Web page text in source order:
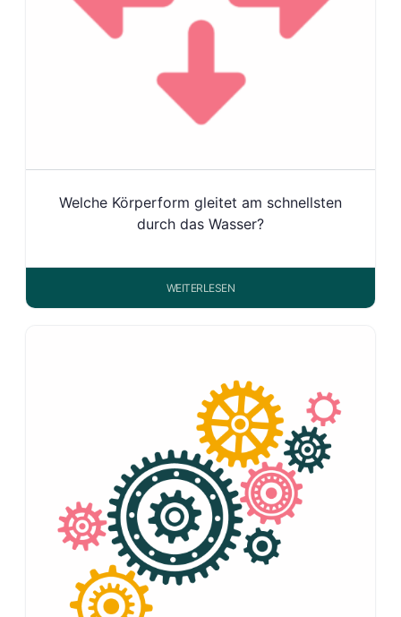
Welche Körperform gleitet am schnellsten
durch das Wasser?
WEITERLESEN